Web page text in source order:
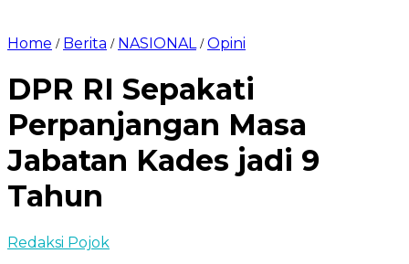
Home / Berita / NASIONAL /Opini
DPR RI Sepakati
Perpanjangan Masa
Jabatan Kades jadi 9
Tahun
Redaksi Pojok